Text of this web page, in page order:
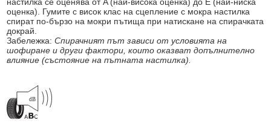
оценка). Гумите с висок клас на сцепление с мокра настилка
спират по-бързо на мокри пътища при натискане на спирачката
докрай.
Забележка:Спирачният път зависи от условията на
шофиране и други фактори, които оказват допълнително
влияние (състояние на пътната настилка).